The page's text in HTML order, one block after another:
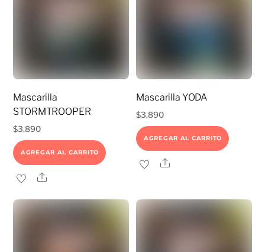
Mascarilla
STORMTROOPER
$3,890
AGREGAR AL CARRITO
Share
Mascarilla YODA
$3,890
AGREGAR AL CARRITO
Share